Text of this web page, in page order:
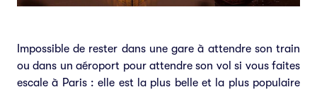
Impossible de rester dans une gare à attendre son train
ou dans un aéroport pour attendre son vol si vous faites
escale à Paris : elle est la plus belle et la plus populaire